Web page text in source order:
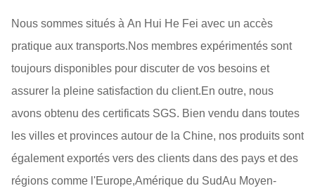
Nous sommes situés à An Hui He Fei avec un accès
pratique aux transports.Nos membres expérimentés sont
toujours disponibles pour discuter de vos besoins et
assurer la pleine satisfaction du client.En outre, nous
avons obtenu des certificats SGS. Bien vendu dans toutes
les villes et provinces autour de la Chine, nos produits sont
également exportés vers des clients dans des pays et des
régions comme l'Europe,Amérique du SudAu Moyen-